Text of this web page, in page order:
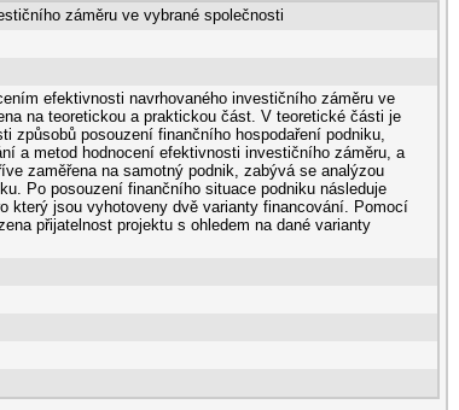
záměru ve vybrané společnosti
efektivnosti navrhovaného investičního záměru ve
na teoretickou a praktickou část. V teoretické části je
způsobů posouzení finančního hospodaření podniku,
a metod hodnocení efektivnosti investičního záměru, a
zaměřena na samotný podnik, zabývá se analýzou
Po posouzení finančního situace podniku následuje
který jsou vyhotoveny dvě varianty financování. Pomocí
přijatelnost projektu s ohledem na dané varianty